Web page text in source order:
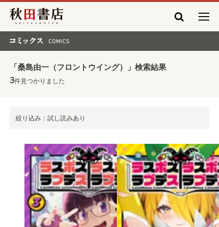
秋田書店
「桑島由一（フロントウイング）」検索結果
3件見つかりました
絞り込み：試し読みあり